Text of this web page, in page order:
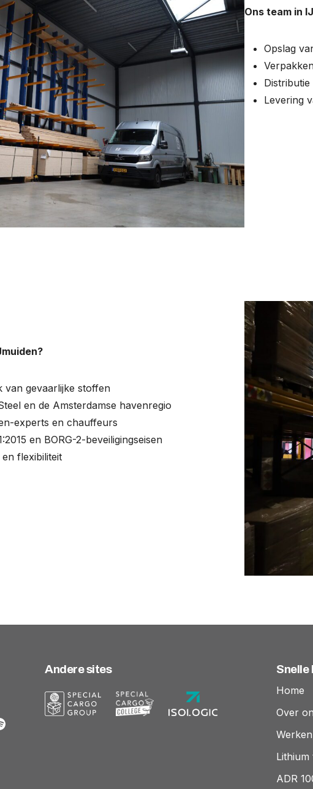
Ons team in
Opslag
Levering
van gevaarlijke stoffen
en de Amsterdamse havenregio
experts en chauffeurs
en BORG-2-beveiligingseisen
flexibiliteit
Andere sites Snelle
Home
Over
Lithium
ADR